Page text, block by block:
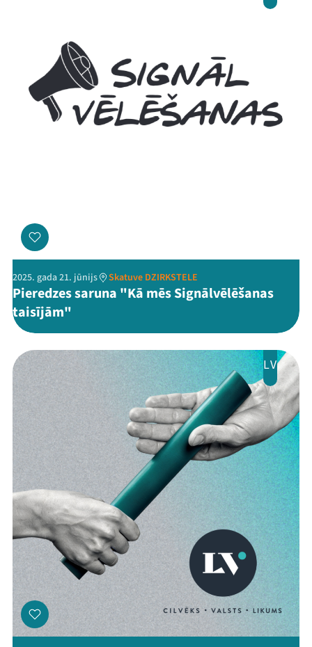
2025. gada 21. jūnijs Skatuve DZIRKSTELE
Pieredzes saruna "Kā mēs Signālvēlēšanas
taisījām"
LV